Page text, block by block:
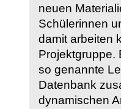
neuen
Schülerinnen
damit arbeiten
Projektgruppe.
so genannte
Datenbank
dynamischen